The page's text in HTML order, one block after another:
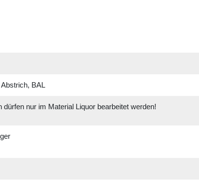
BAL
dürfen nur im Material Liquor bearbeitet werden!